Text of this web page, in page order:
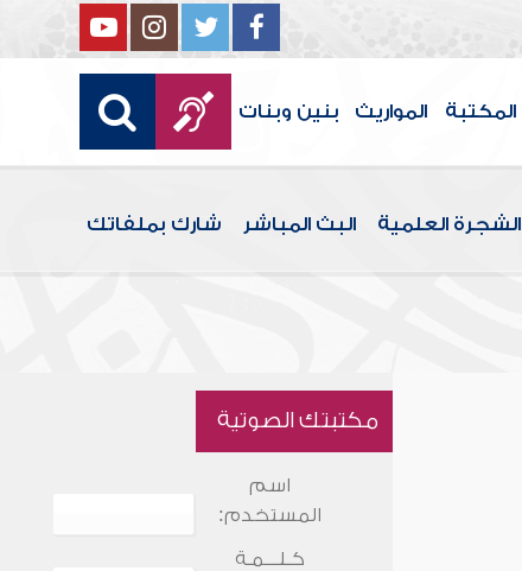
المكتبة المواريث بنين وبنات
الشجرة العلمية البث المباشر شارك بملفاتك
مكتبتك الصوتية
اسم
المستخدم:
كـلـــمـة